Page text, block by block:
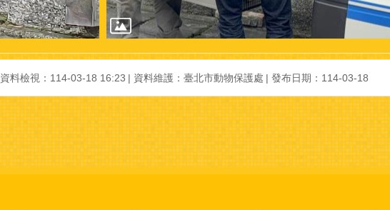
資料檢視：114-03-18 16:23 資料維護：臺北市動物保護處 發布日期：114-03-18